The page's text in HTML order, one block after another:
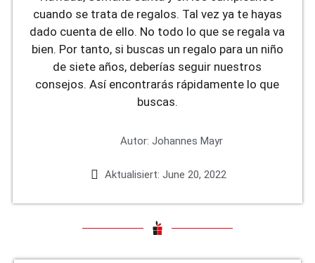
cuando se trata de regalos. Tal vez ya te hayas
dado cuenta de ello. No todo lo que se regala va
bien. Por tanto, si buscas un regalo para un niño
de siete años, deberías seguir nuestros
consejos. Así encontrarás rápidamente lo que
buscas.
Autor: Johannes Mayr
Aktualisiert: June 20, 2022